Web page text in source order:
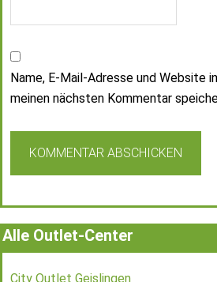
Name, E-Mail-Adresse und Website
meinen nächsten Kommentar
Alle Outlet-Center
City Outlet Geislingen